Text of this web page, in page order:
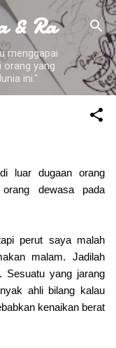
& Ra
menggapai
orang yang
ini."
luar dugaan orang
dewasa pada
perut saya malah
malam. Jadilah
Sesuatu yang jarang
ahli bilang kalau
kenaikan berat